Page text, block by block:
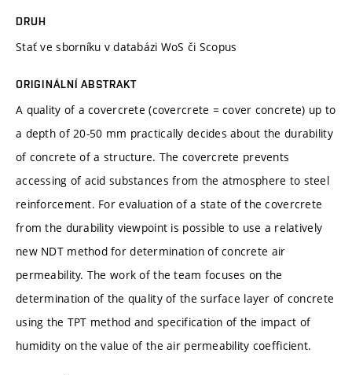
DRUH
Stať ve sborníku v databázi WoS či Scopus
ORIGINÁLNÍ ABSTRAKT
A quality of a covercrete (covercrete = cover concrete) up to
a depth of 20-50 mm practically decides about the durability
of concrete of a structure. The covercrete prevents
accessing of acid substances from the atmosphere to steel
reinforcement. For evaluation of a state of the covercrete
from the durability viewpoint is possible to use a relatively
new NDT method for determination of concrete air
permeability. The work of the team focuses on the
determination of the quality of the surface layer of concrete
using the TPT method and specification of the impact of
humidity on the value of the air permeability coefficient.